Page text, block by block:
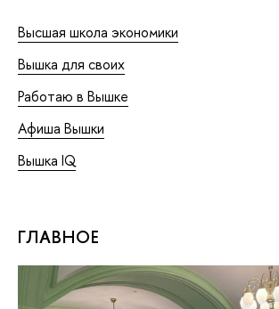
Высшая школа экономики
Вышка для своих
Работаю в Вышке
Афиша Вышки
Вышка IQ
ГЛАВНОЕ